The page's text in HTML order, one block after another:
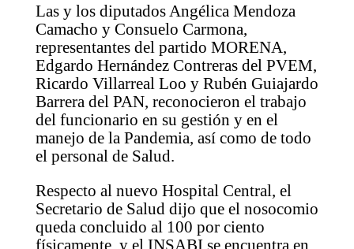
Las y los diputados Angélica Mendoza
Camacho y Consuelo Carmona,
representantes del partido MORENA,
Edgardo Hernández Contreras del PVEM,
Ricardo Villarreal Loo y Rubén Guiajardo
Barrera del PAN, reconocieron el trabajo
del funcionario en su gestión y en el
manejo de la Pandemia, así como de todo
el personal de Salud.
Respecto al nuevo Hospital Central, el
Secretario de Salud dijo que el nosocomio
queda concluido al 100 por ciento
físicamente, y el INSABI se encuentra en